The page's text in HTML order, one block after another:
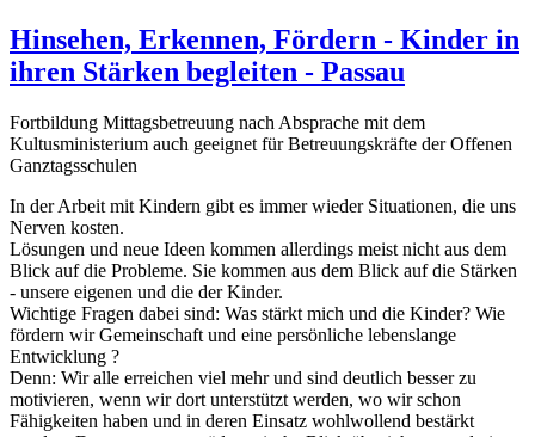
Hinsehen, Erkennen, Fördern - Kinder in
ihren Stärken begleiten - Passau
Fortbildung Mittagsbetreuung nach Absprache mit dem
Kultusministerium auch geeignet für Betreuungskräfte der Offenen
Ganztagsschulen
In der Arbeit mit Kindern gibt es immer wieder Situationen, die uns
Nerven kosten.
Lösungen und neue Ideen kommen allerdings meist nicht aus dem
Blick auf die Probleme. Sie kommen aus dem Blick auf die Stärken
- unsere eigenen und die der Kinder.
Wichtige Fragen dabei sind: Was stärkt mich und die Kinder? Wie
fördern wir Gemeinschaft und eine persönliche lebenslange
Entwicklung ?
Denn: Wir alle erreichen viel mehr und sind deutlich besser zu
motivieren, wenn wir dort unterstützt werden, wo wir schon
Fähigkeiten haben und in deren Einsatz wohlwollend bestärkt